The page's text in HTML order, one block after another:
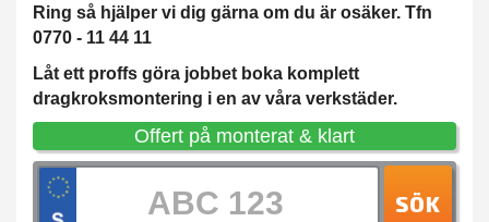
Ring så hjälper vi dig gärna om du är osäker. Tfn
0770 - 11 44 11
Låt ett proffs göra jobbet boka komplett
dragkroksmontering i en av våra verkstäder.
Offert på monterat & klart
SÖK